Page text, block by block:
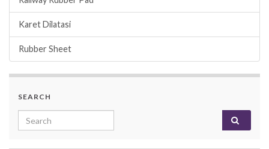
Karet Dilatasi
Rubber Sheet
SEARCH
Search for: